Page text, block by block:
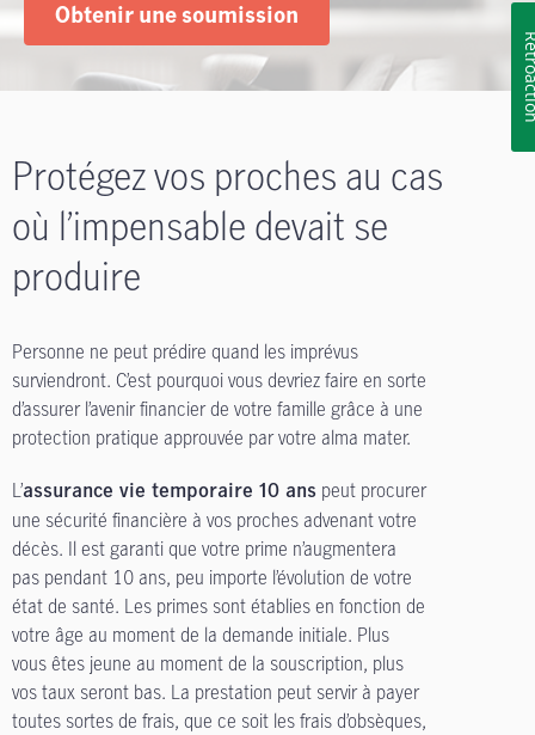
Obtenir une soumission
Protégez vos proches au cas
où l’impensable devait se
produire
Personne ne peut prédire quand les imprévus
surviendront. C’est pourquoi vous devriez faire en sorte
d’assurer l’avenir financier de votre famille grâce à une
protection pratique approuvée par votre alma mater.
L’assurance vie temporaire 10 ans peut procurer
une sécurité financière à vos proches advenant votre
décès. Il est garanti que votre prime n’augmentera
pas pendant 10 ans, peu importe l’évolution de votre
état de santé. Les primes sont établies en fonction de
votre âge au moment de la demande initiale. Plus
vous êtes jeune au moment de la souscription, plus
vos taux seront bas. La prestation peut servir à payer
toutes sortes de frais, que ce soit les frais d’obsèques,